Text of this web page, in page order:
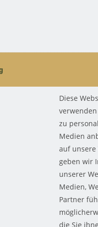
Diese
zu
Medien
auf unsere
geben wir
unserer
Medien,
Partner
die Sie